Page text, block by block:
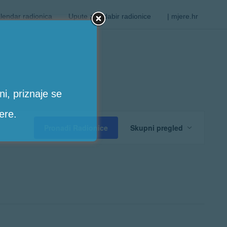
radionica Upute za odabir radionice | mjere.hr
Pronađi Radionice Skupni pregled
priznaje se